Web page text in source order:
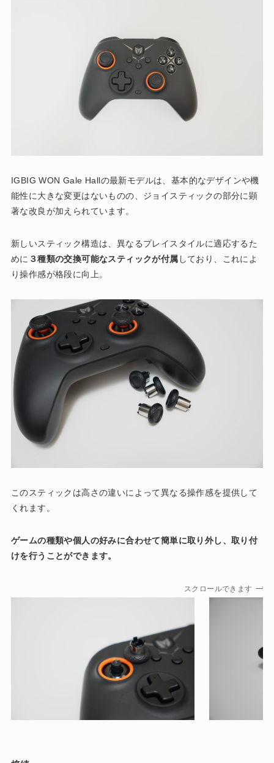
IGBIG WON Gale Hallの最新モデルは、基本的なデザインや機
能性に大きな変更はないものの、ジョイスティックの部分に顕
著な改良が加えられています。
新しいスティック構造は、異なるプレイスタイルに適応するた
めに ３種類の交換可能なスティックが付属 しており、これによ
り操作感が格段に向上。
このスティックは高さの違いによって異なる操作感を提供して
くれます。
ゲームの種類や個人の好みに合わせて簡単に取り外し、取り付
けを行うことができます。
スクロールできます